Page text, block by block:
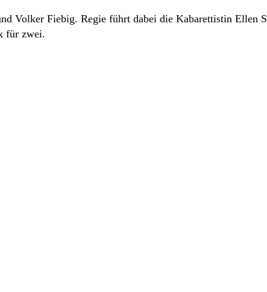
Volker Fiebig. Regie führt dabei die Kabarettistin Ellen
für zwei.